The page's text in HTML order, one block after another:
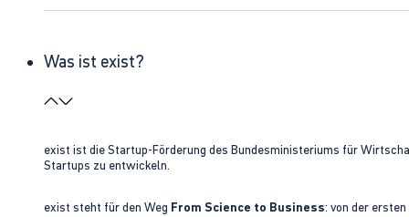
Was ist exist?
exist ist die Startup-Förderung des Bundesministeriums für
Startups zu entwickeln.
exist steht für den Weg From Science to Business: von der